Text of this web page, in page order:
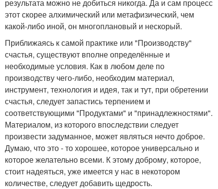
результата можно не добиться никогда. Да и сам процесс
этот скорее алхимический или метафизический, чем
какой-либо иной, он многоплановый и нескорый.
Приближаясь к самой практике или "Производству"
счастья, существуют вполне определённые и
необходимые условия. Как в любом деле по
производству чего-либо, необходим материал,
инструмент, технология и идея, так и тут, при обретении
счастья, следует запастись терпением и
соответствующими "Продуктами" и "принадлежностями".
Материалом, из которого впоследствии следует
произвести задуманное, может являться нечто доброе.
Думаю, что это - то хорошее, которое универсально и
которое желательно всеми. К этому доброму, которое,
стоит надеяться, уже имеется у нас в некотором
количестве, следует добавить щедрость.